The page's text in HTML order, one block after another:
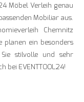
Möbel Verleih genau
Mobiliar aus.
Chemnitz
planen ein besonders
stilvolle und sehr
bei EVENTTOOL24!